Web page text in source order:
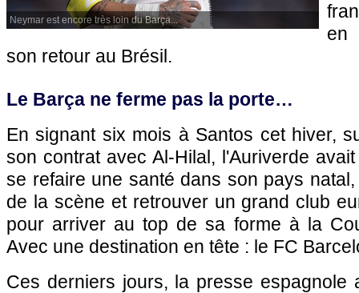
Neymar est encore très loin du Barça...
en
son retour au Brésil.
Le Barça ne ferme pas la porte…
En signant six mois à Santos cet hiver,
son contrat avec Al-Hilal, l'Auriverde
se refaire une santé dans son pays
de la scène et retrouver un grand club
pour arriver au top de sa forme à la
Avec une destination en tête : le FC
Ces derniers jours, la presse espagnole